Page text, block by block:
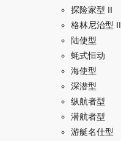
探险家型 II
格林尼治型 II
陆使型
蚝式恒动
海使型
深潜型
纵航者型
潜航者型
游艇名仕型